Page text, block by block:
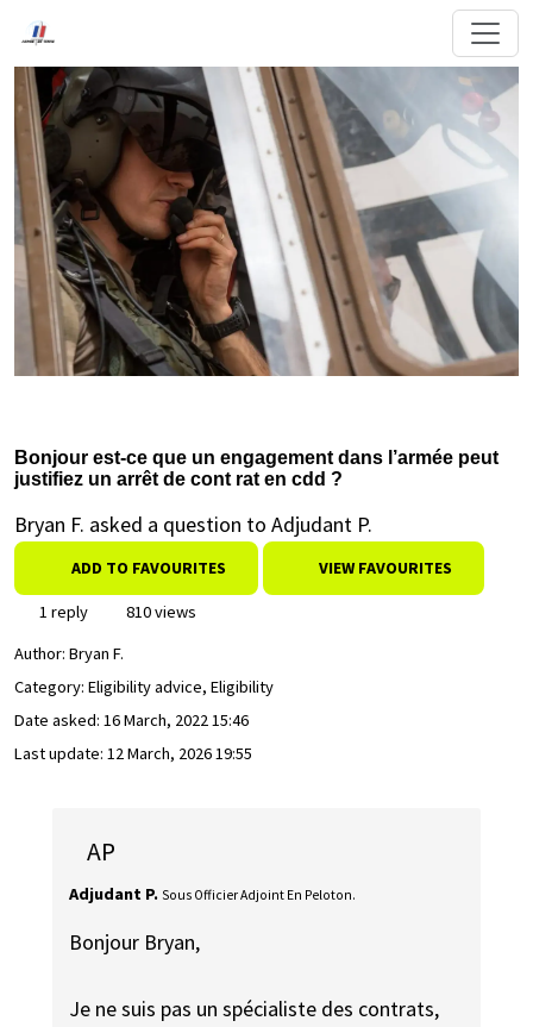
Bonjour est-ce que un engagement dans l’armée peut
justifiez un arrêt de cont rat en cdd ?
Bryan F. asked a question to Adjudant P.
ADD TO FAVOURITES VIEW FAVOURITES
1 reply
810 views
Author: Bryan F.
Category: Eligibility advice, Eligibility
Date asked: 16 March, 2022 15:46
Last update: 12 March, 2026 19:55
AP
Adjudant P. Sous Officier Adjoint En Peloton.
Bonjour Bryan,
Je ne suis pas un spécialiste des contrats,